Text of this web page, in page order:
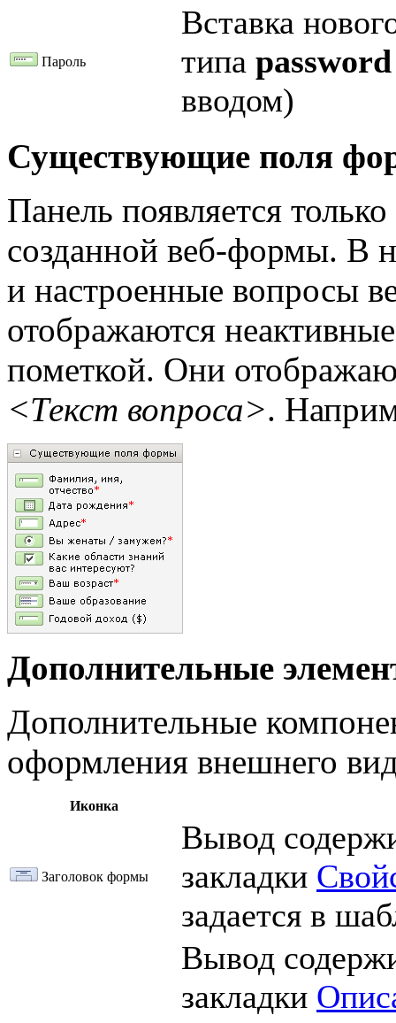
Пароль
Вставка
типа password
вводом)
Существующие поля
Панель появляется
созданной веб-формы. В
и настроенные вопросы
отображаются
пометкой. Они
<Текст вопроса>.
Дополнительные
Дополнительные
оформления внешнего
Иконка
Заголовок формы
Вывод
закладки
задается в
Вывод
закладки